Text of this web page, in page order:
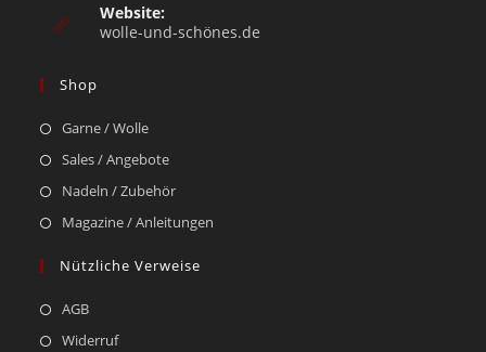
Website:
wolle-und-schönes.de
Shop
Garne / Wolle
Sales / Angebote
Nadeln / Zubehör
Magazine / Anleitungen
Nützliche Verweise
AGB
Widerruf